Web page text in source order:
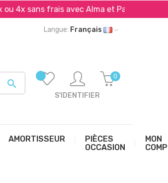
sans frais avec Alma et PayPal*
Langue: Français

S'IDENTIFIER
0
AMORTISSEUR
PIÈCES
OCCASION
MON